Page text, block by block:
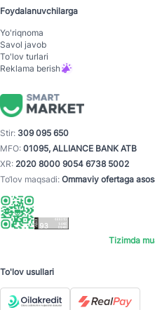
Foydalanuvchilarga
Yo'riqnoma
Savol javob
To'lov turlari
Reklama berish
Stir: 309 095 650
MFO: 01095, ALLIANCE BANK ATB
XR: 2020 8000 9054 6738 5002
To‘lov maqsadi: Ommaviy ofertaga
Tizimda
To'lov usullari